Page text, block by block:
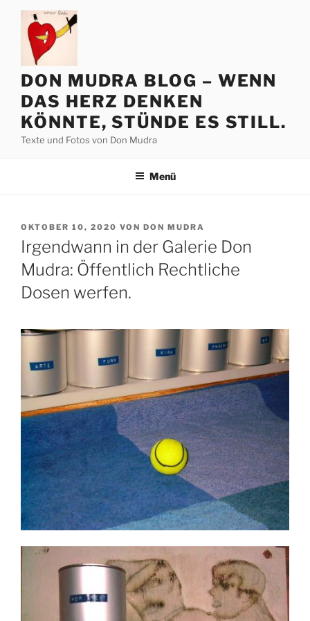
Zum
springen
DON MUDRA BLOG – WENN
DAS HERZ DENKEN
KÖNNTE, STÜNDE ES STILL.
Texte und Fotos von Don Mudra
Menü
VERÖFFENTLICHT
AM
OKTOBER 10, 2020 VON DON MUDRA
Irgendwann in der Galerie Don
Mudra: Öffentlich Rechtliche
Dosen werfen.